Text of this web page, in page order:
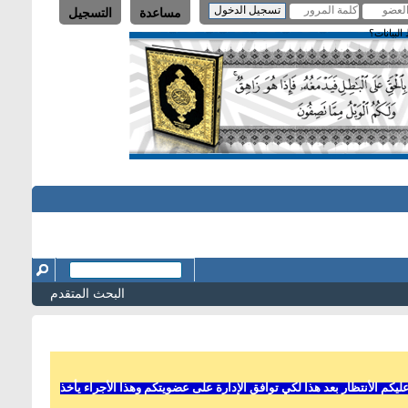
التسجيل مساعدة
البحث المتقدم
بعد هذا لكي توافق الإدارة على عضويتكم وهذا الأجراء يأخذ